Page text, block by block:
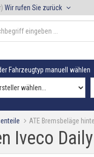
Wir rufen Sie zurück
Fahrzeugtyp manuell wählen
ATE Bremsbeläge
Iveco